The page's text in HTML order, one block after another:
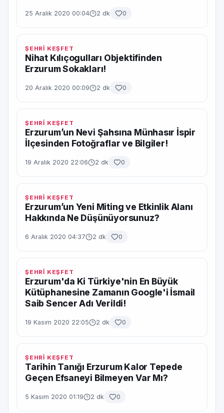
25 Aralık 2020 00:04 2 dk 0
ŞEHRİ KEŞFET
Nihat Kılıçogulları Objektifinden
Erzurum Sokakları!
20 Aralık 2020 00:09 2 dk 0
ŞEHRİ KEŞFET
Erzurum’un Nevi Şahsına Münhasır İspir
İlçesinden Fotoğraflar ve Bilgiler!
19 Aralık 2020 22:06 2 dk 0
ŞEHRİ KEŞFET
Erzurum’un Yeni Miting ve Etkinlik Alanı
Hakkında Ne Düşünüyorsunuz?
6 Aralık 2020 04:37 2 dk 0
ŞEHRİ KEŞFET
Erzurum'da Ki Türkiye'nin En Büyük
Kütüphanesine Zamanın Google'i İsmail
Saib Sencer Adı Verildi!
19 Kasım 2020 22:05 2 dk 0
ŞEHRİ KEŞFET
Tarihin Tanığı Erzurum Kalor Tepede
Geçen Efsaneyi Bilmeyen Var Mı?
5 Kasım 2020 01:19 2 dk 0